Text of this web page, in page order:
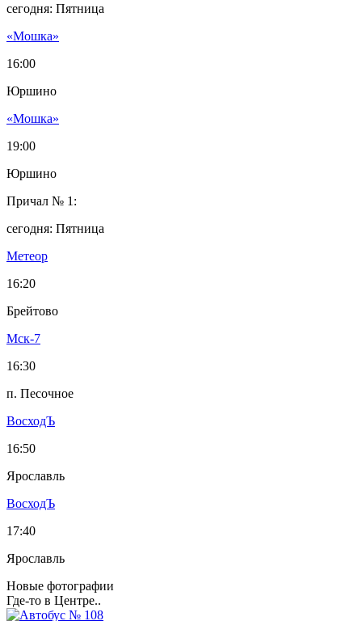
сегодня: Пятница
«Мошка»
16:00
Юршино
«Мошка»
19:00
Юршино
Причал № 1:
сегодня: Пятница
Метеор
16:20
Брейтово
Мск-7
16:30
п. Песочное
ВосходЪ
16:50
Ярославль
ВосходЪ
17:40
Ярославль
Новые фотографии
Где-то в Центре..